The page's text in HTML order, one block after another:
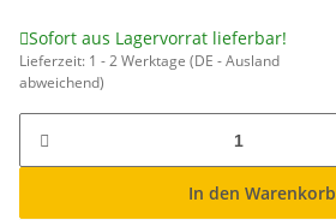
Sofort aus Lagervorrat lieferbar!
Lieferzeit: 1 - 2 Werktage (DE - Ausland
abweichend)
In den Warenkorb